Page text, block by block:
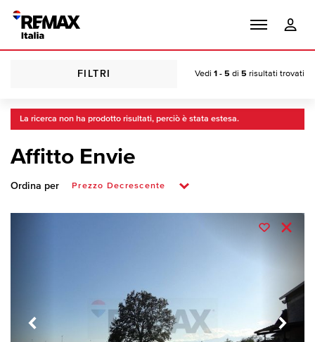
FILTRI Vedi 1 - 5 di 5 risultati trovati
La ricerca non ha prodotto risultati, perciò è stata estesa.
Affitto Envie
Ordina per